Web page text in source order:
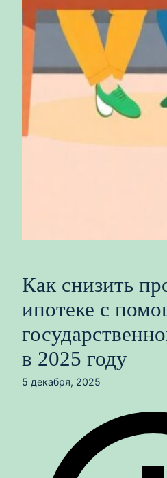
Как снизить
ипотеке с
в 2025 году
5 декабря, 2025